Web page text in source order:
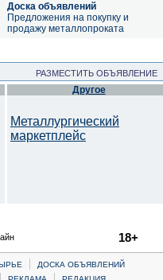
Доска объявлений
Предложения на покупку и
продажу металлопроката
РАЗМЕСТИТЬ ОБЪЯВЛЕНИЕ
Другое
Металлургический
маркетплейс
18+
|
ДОСКА ОБЪЯВЛЕНИЙ
| |